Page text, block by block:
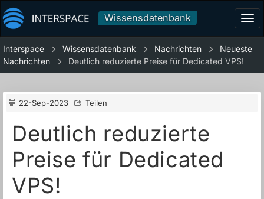
Wissensdatenbank
Interspace Wissensdatenbank Nachrichten
Neueste
Nachrichten
Deutlich reduzierte Preise für Dedicated VPS!
22-Sep-2023 Teilen
Deutlich reduzierte
Preise für Dedicated
VPS!